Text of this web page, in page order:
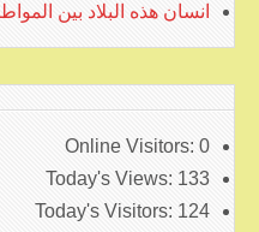
انسان هذه البلاد بين
Online Visitors: 0
Today's Views: 133
Today's Visitors: 124